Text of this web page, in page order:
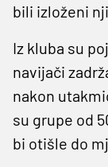
bili izloženi
Iz kluba su
navijači
nakon
su grupe od
bi otišle do